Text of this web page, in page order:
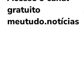
gratuito
meutudo.notícias